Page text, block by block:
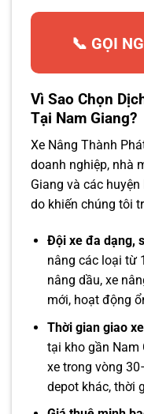
📞 GỌI
Vì Sao Chọn
Tại Nam Giang?
Xe Nâng Thành
doanh nghiệp, nhà
Giang và các
do khiến chúng tôi
Đội xe đa dạng,
nâng các loại từ
nâng dầu, xe
mới, hoạt động
Thời gian giao
tại kho gần Nam
xe trong vòng
depot khác, thời